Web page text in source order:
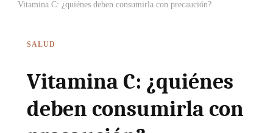
Vitamina C: ¿quiénes deben consumirla con precaución?
SALUD
Vitamina C: ¿quiénes
deben consumirla con